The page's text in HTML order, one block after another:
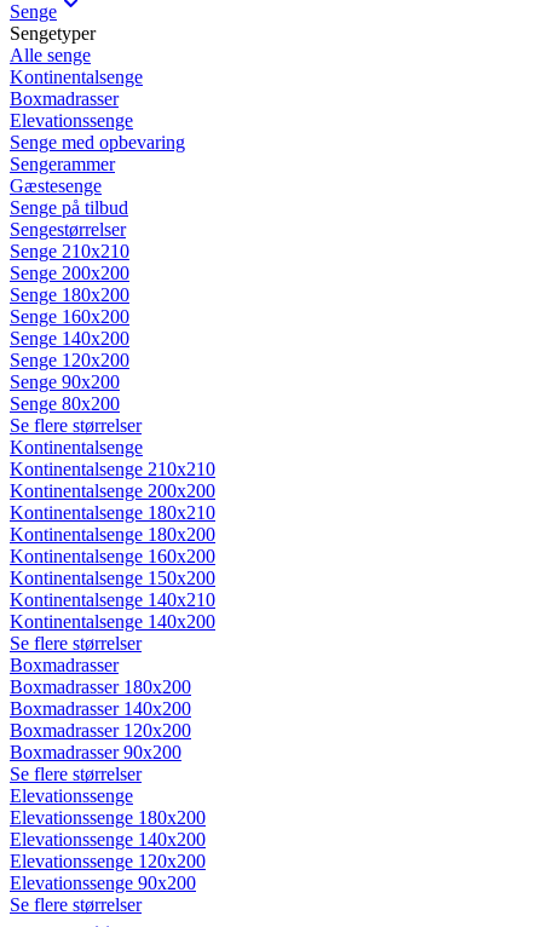
Senge
Sengetyper
Alle senge
Kontinentalsenge
Boxmadrasser
Elevationssenge
Senge med opbevaring
Sengerammer
Gæstesenge
Senge på tilbud
Sengestørrelser
Senge 210x210
Senge 200x200
Senge 180x200
Senge 160x200
Senge 140x200
Senge 120x200
Senge 90x200
Senge 80x200
Se flere størrelser
Kontinentalsenge
Kontinentalsenge 210x210
Kontinentalsenge 200x200
Kontinentalsenge 180x210
Kontinentalsenge 180x200
Kontinentalsenge 160x200
Kontinentalsenge 150x200
Kontinentalsenge 140x210
Kontinentalsenge 140x200
Se flere størrelser
Boxmadrasser
Boxmadrasser 180x200
Boxmadrasser 140x200
Boxmadrasser 120x200
Boxmadrasser 90x200
Se flere størrelser
Elevationssenge
Elevationssenge 180x200
Elevationssenge 140x200
Elevationssenge 120x200
Elevationssenge 90x200
Se flere størrelser